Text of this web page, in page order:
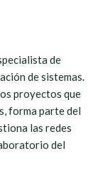
de
de sistemas.
proyectos que
forma parte del
las redes
del